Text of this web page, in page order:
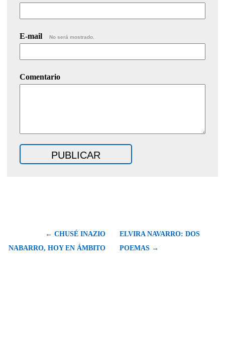
E-mail No será mostrado.
Comentario
← CHUSÉ INAZIO
NABARRO, HOY EN ÁMBITO
ELVIRA NAVARRO: DOS
POEMAS →